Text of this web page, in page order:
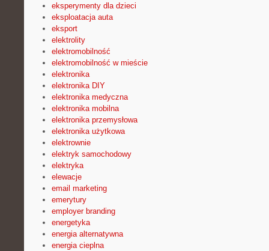
eksperymenty dla dzieci
eksploatacja auta
eksport
elektrolity
elektromobilność
elektromobilność w mieście
elektronika
elektronika DIY
elektronika medyczna
elektronika mobilna
elektronika przemysłowa
elektronika użytkowa
elektrownie
elektryk samochodowy
elektryka
elewacje
email marketing
emerytury
employer branding
energetyka
energia alternatywna
energia cieplna